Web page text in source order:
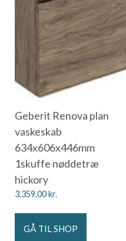
Geberit Renova plan
vaskeskab
634x606x446mm
1skuffe nøddetræ
hickory
3.359,00kr.
GÅ TIL SHOP